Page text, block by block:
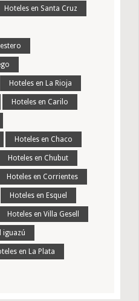
Hoteles en Santa Cruz
Hoteles en La Rioja
Hoteles en Carilo
Hoteles en Chaco
Hoteles en Chubut
Hoteles en Corrientes
Hoteles en Esquel
Hoteles en Villa Gesell
iguazú
en La Plata